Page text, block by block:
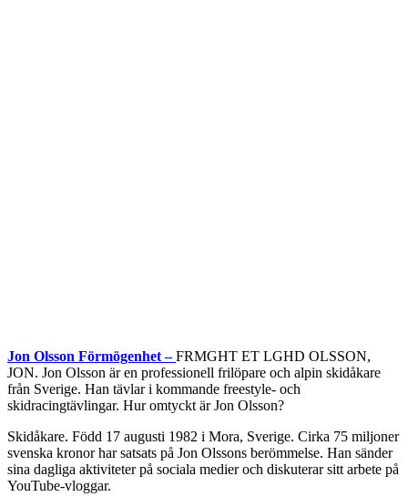
Jon Olsson Förmögenhet –FRMGHT ET LGHD OLSSON,
JON. Jon Olsson är en professionell frilöpare och alpin skidåkare
från Sverige. Han tävlar i kommande freestyle- och
skidracingtävlingar. Hur omtyckt är Jon Olsson?
Skidåkare. Född 17 augusti 1982 i Mora, Sverige. Cirka 75 miljoner
svenska kronor har satsats på Jon Olssons berömmelse. Han sänder
sina dagliga aktiviteter på sociala medier och diskuterar sitt arbete på
YouTube-vloggar.